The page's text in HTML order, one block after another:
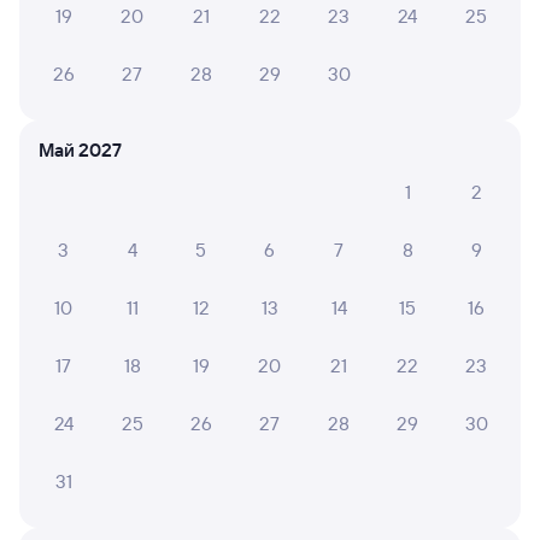
6 причин купить ж/д билеты
8 ОЛЬГА М.
24 июля 2026 • Поезд 096Я
староват, на верхней полке без столика, увы. Еще мне
перелечь головой в другую сторону, стало лучше. С
Читать полностью
19 20 21 22 23 24 25
26 27 28 29 30
Май 2027
1
2
3 4 5 6 7 8 9
10 11 12 13 14 15 16
17 18 19 20 21 22 23
24 25 26 27 28 29 30
31